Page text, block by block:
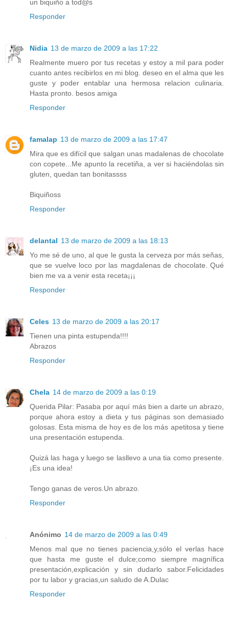
un biquiño a tod@s
Responder
Nidia 13 de marzo de 2009 a las 17:22
Realmente muero por tus recetas y estoy a mil para poder
cuanto antes recibirlos en mi blog. deseo en el alma que les
guste y poder entablar una hermosa relacion culinaria.
Hasta pronto. besos amiga
Responder
famalap 13 de marzo de 2009 a las 17:47
Mira que es difícil que salgan unas madalenas de chocolate
con copete...Me apunto la recetiña, a ver si haciéndolas sin
gluten, quedan tan bonitassss
Biquiñoss
Responder
delantal 13 de marzo de 2009 a las 18:13
Yo me sé de uno, al que le gusta la cerveza por más señas,
que se vuelve loco por las magdalenas de chocolate. Qué
bien me va a venir esta receta¡¡¡
Responder
Celes 13 de marzo de 2009 a las 20:17
Tienen una pinta estupenda!!!!
Abrazos
Responder
Chela 14 de marzo de 2009 a las 0:19
Querida Pilar: Pasaba por aquí más bien a darte un abrazo,
porque ahora estoy a dieta y tus páginas son demasiado
golosas. Esta misma de hoy es de los más apetitosa y tiene
una presentación estupenda.
Quizá las haga y luego se lasllevo a una tia como presente.
¡Es una idea!
Tengo ganas de veros.Un abrazo.
Responder
Anónimo 14 de marzo de 2009 a las 0:49
Menos mal que no tienes paciencia,y,sólo el verlas hace
que hasta me guste el dulce;como siempre magnífica
presentación,explicación y sin dudarlo sabor.Felicidades
por tu labor y gracias,un saludo de A.Dulac
Responder